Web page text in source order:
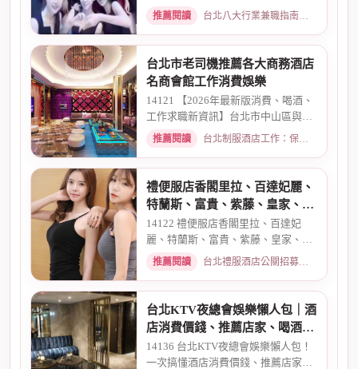
時請務必堅守「五不原則」...
推薦閱讀 台北八大行業兼職指南：熱門職缺與求職須知 · 2026-03-09
台北市老司機推薦各大商務酒店
名商會館工作消費娛樂
14121 【2026年最新版消費、喝酒、
工作求職新資訊】台北市中山區與東
區酒店老司機推薦舒壓會館、...
推薦閱讀 台北制服酒店工作：保障現領薪資與職缺總覽 · 2026-04-01
禮便服店香閣里拉、百達妃麗、
特蘭斯、富貴、紫藤、皇家、金
典酒店消費
14122 禮便服店香閣里拉、百達妃
麗、特蘭斯、富貴、紫藤、皇家、金
典、消費喝酒 、金拿督、101會...
推薦閱讀 台北禮服酒店公關招募：兼職工作內容與薪資規範 · 2026-06-04
台北KTV夜總會娛樂懶人包｜酒
店消費價錢、推薦店家、喝酒介
紹一次看懂
14136 台北KTV夜總會娛樂懶人包！
一次搞懂酒店消費價錢、推薦店家、